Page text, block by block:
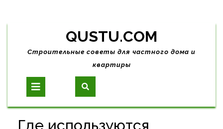
Skip
content
QUSTU.COM
Строительные советы для частного дома и
квартиры
Open
Button
Где используются